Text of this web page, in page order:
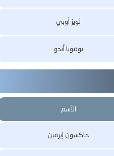
لويز أوبي
تومويا أندو
الأسم
جاكسون إيرفين